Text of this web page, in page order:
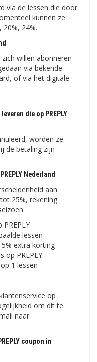
via de lessen die door
kunnen ze
24%.
willen abonneren
via bekende
of via het digitale
die op PREPLY
worden ze
de betaling zijn
Nederland
aan
25%, rekening
lessen
extra korting
op PREPLY
1 lessen
op
om dit te
naar
coupon in